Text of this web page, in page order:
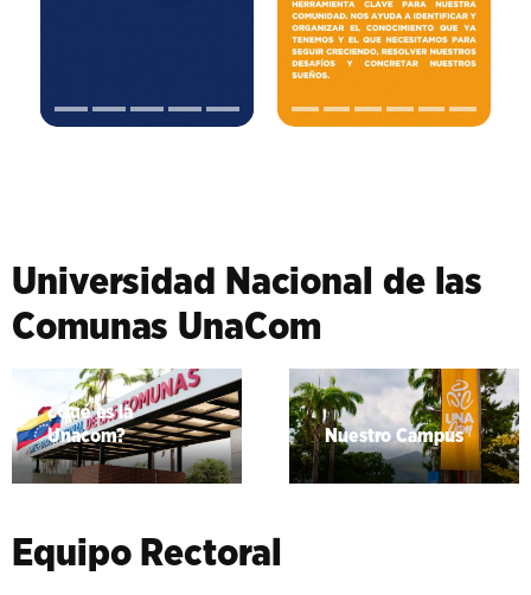
Universidad Nacional de las
Comunas UnaCom
¿Qué es la
Unacom?
Nuestro Campus
Equipo Rectoral